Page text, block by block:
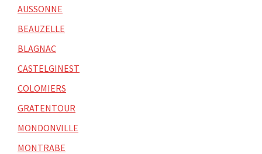
AUSSONNE
BEAUZELLE
BLAGNAC
CASTELGINEST
COLOMIERS
GRATENTOUR
MONDONVILLE
MONTRABE